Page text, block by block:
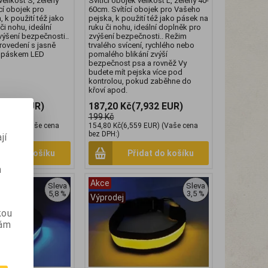
obojek pro
k použití též jako
nohu, ideální
bezpečnosti..
s jasně
LED
EUR)
(Vaše cena
do košíku
60cm. Svítící obojek pro Vašeho
pejska, k použití též jako pásek na
ruku či nohu, ideální doplněk pro
zvýšení bezpečnosti.. Režim
trvalého svícení, rychlého nebo
pomalého blikání zvýší
bezpečnost psa a rovněž Vy
budete mít pejska více pod
kontrolou, pokud zaběhne do
křoví apod.
187,20 Kč(7,932 EUR)
199 Kč
154,80 Kč(6,559 EUR) (Vaše cena
bez DPH:)
Přidat do košíku
Sleva
5,8 %
Akce
Výprodej
Sleva
3,5 %